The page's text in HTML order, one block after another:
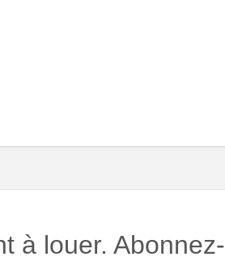
à louer. Abonnez-